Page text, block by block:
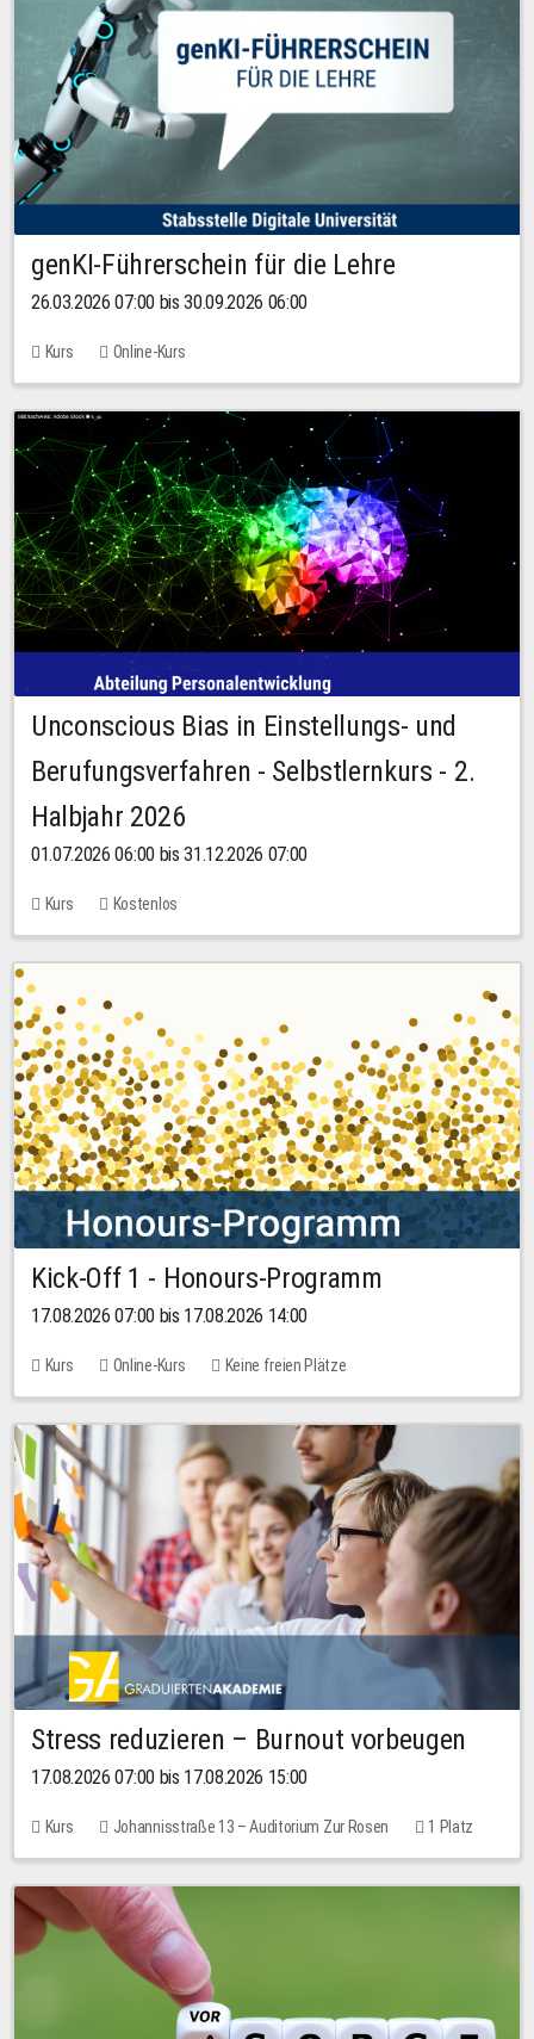
genKI-Führerschein für die Lehre
26.03.2026 07:00 bis 30.09.2026 06:00
Kurs Online-Kurs
Unconscious Bias in Einstellungs- und
Berufungsverfahren - Selbstlernkurs - 2.
Halbjahr 2026
01.07.2026 06:00 bis 31.12.2026 07:00
Kurs Kostenlos
Kick-Off 1 - Honours-Programm
17.08.2026 07:00 bis 17.08.2026 14:00
Kurs Online-Kurs Keine freien Plätze
Stress reduzieren – Burnout vorbeugen
17.08.2026 07:00 bis 17.08.2026 15:00
Kurs Johannisstraße 13 – Auditorium Zur Rosen
1 Platz
10,00 EUR